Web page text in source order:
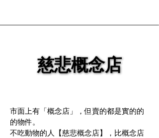
慈悲概念店
慈悲概念店
市面上有「概念店」，但賣的都是實的的
的物件。
不吃動物的人【慈悲概念店】，比概念店